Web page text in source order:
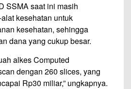
SSMA saat ini masih
kesehatan untuk
kesehatan, sehingga
dana yang cukup besar.
alkes Computed
dengan 260 slices, yang
Rp30 miliar,” ungkapnya.